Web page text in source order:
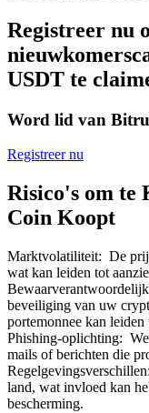
Bitrue-partners
Bitrue Affiliates
Tot 65%
Registreer nu
USDT te
Word lid van
Registreer nu
Risico's om te
Coin Koopt
Marktvolatiliteit: De
wat kan leiden tot
beveiliging van uw
portemonnee kan
Phishing-oplichting:
mails of berichten die
Regelgevingsverschillen:
land, wat invloed kan
bescherming.